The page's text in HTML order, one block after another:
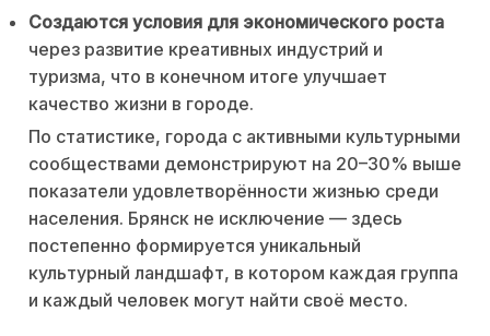
Создаются условия для экономического роста
через развитие креативных индустрий и
туризма, что в конечном итоге улучшает
качество жизни в городе.
По статистике, города с активными культурными
сообществами демонстрируют на 20–30% выше
показатели удовлетворённости жизнью среди
населения. Брянск не исключение — здесь
постепенно формируется уникальный
культурный ландшафт, в котором каждая группа
и каждый человек могут найти своё место.